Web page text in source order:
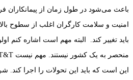
باعث می‌شود در طول زمان از پیمانکاران
امنیت و سلامت کارگران اغلب از سطوح
باید تغییر کند. البته مهم است اشاره کنم
این است که باید این تحولات را اجرا کند.